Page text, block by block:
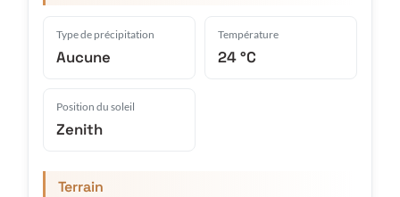
Type de précipitation
Aucune
Température
24 °C
Position du soleil
Zenith
Terrain